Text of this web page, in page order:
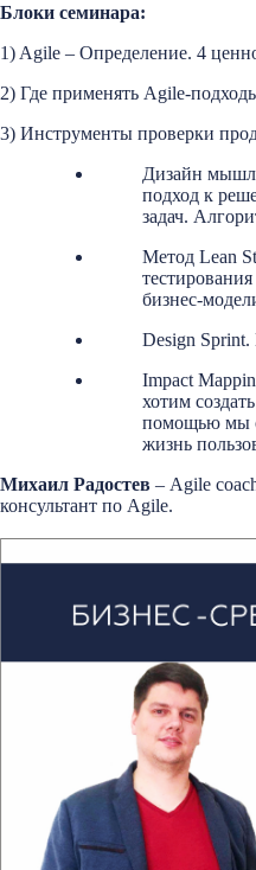
Блоки семинара:
1) Agile – Определение. 4
2) Где применять Agile-
3) Инструменты проверки
Дизайн
подход к
задач.
Метод Lean
бизнес-
Design Sprint.
Impact
хотим
помощью мы
жизнь
Михаил Радостев – Agile
консультант по Agile.